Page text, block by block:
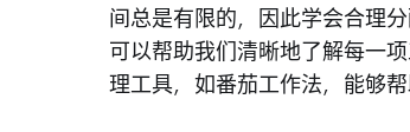
间总是有限的，因此学会合理
可以帮助我们清晰地了解每一
理工具，如番茄工作法，能够